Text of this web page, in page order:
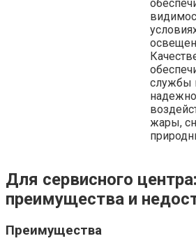
службы
жары,
Для сервисного центра:
преимущества и
Преимущества